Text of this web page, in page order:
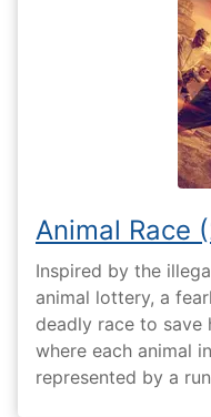
Animal Race
Inspired by the
animal lottery, a
deadly race to save
where each animal
represented by a